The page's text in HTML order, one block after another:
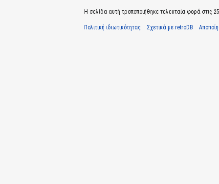
Η σελίδα αυτή τροποποιήθηκε τελευταία φορά στις
Πολιτική ιδιωτικότητας Σχετικά με retroDB